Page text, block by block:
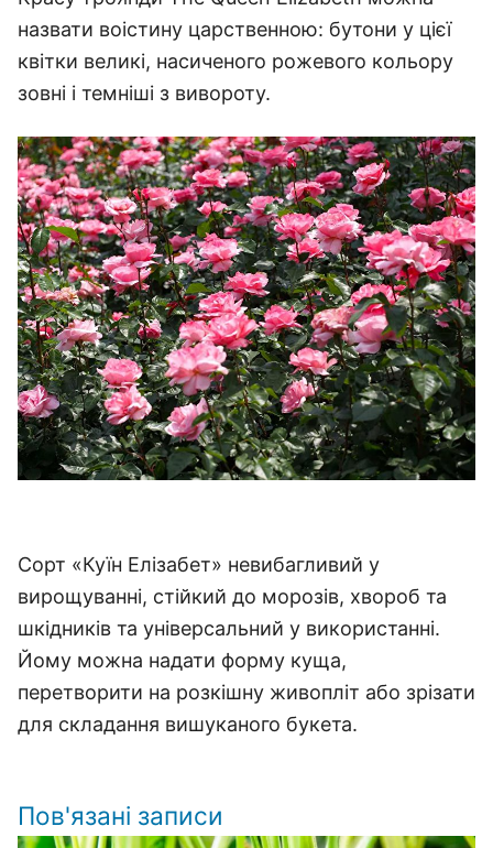
назвати воістину царственною: бутони у цієї
квітки великі, насиченого рожевого кольору
зовні і темніші з вивороту.
Сорт «Куїн Елізабет» невибагливий у
вирощуванні, стійкий до морозів, хвороб та
шкідників та універсальний у використанні.
Йому можна надати форму куща,
перетворити на розкішну живопліт або зрізати
для складання вишуканого букета.
Пов'язані записи